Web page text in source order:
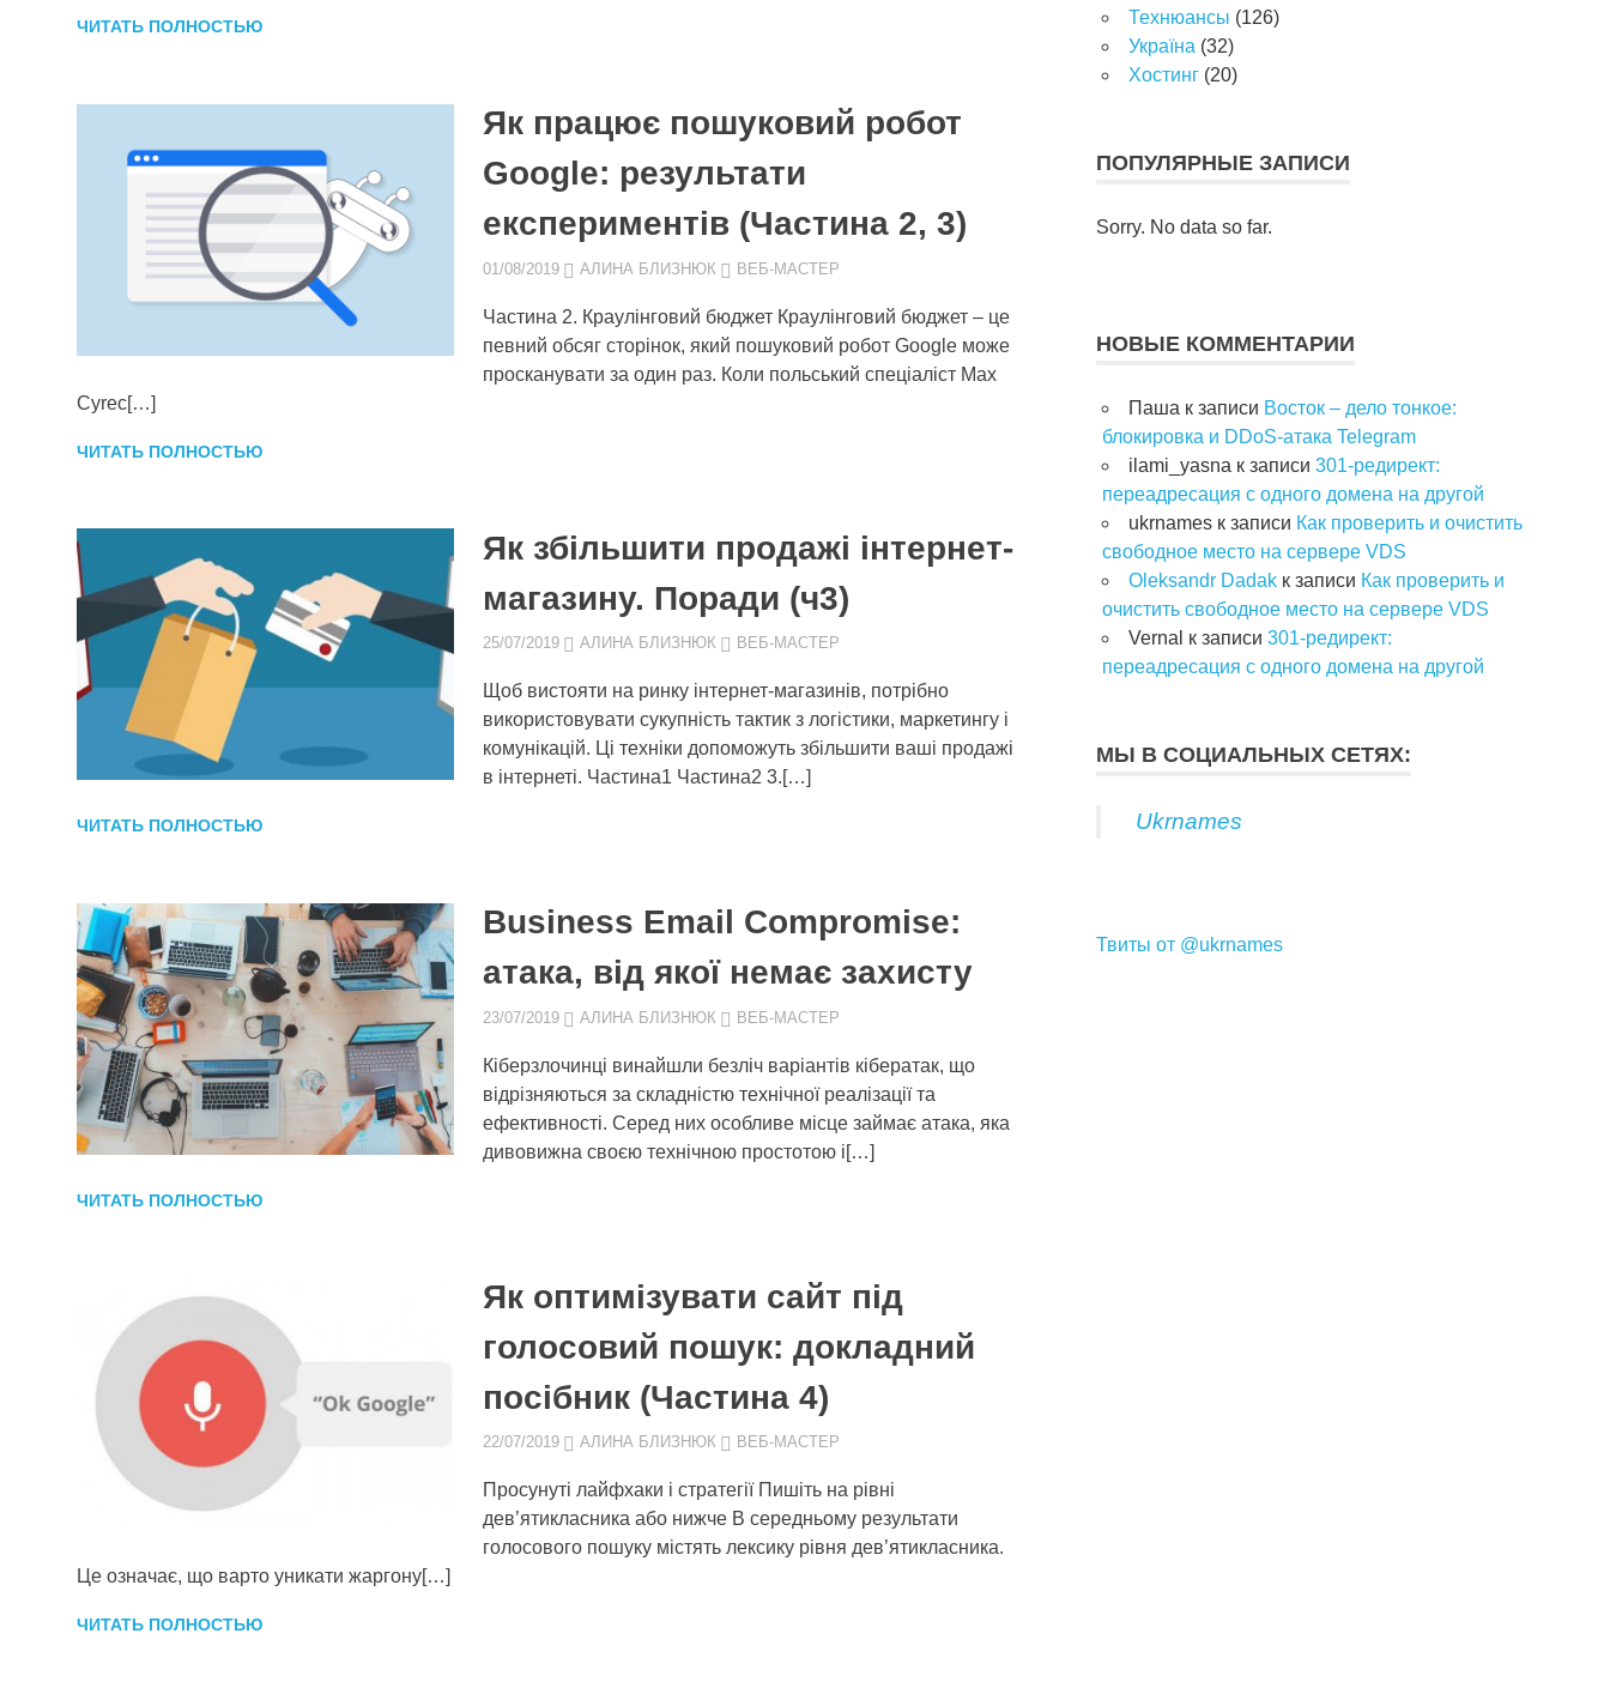
ЧИТАТЬ ПОЛНОСТЬЮ
Як працює пошуковий робот
Google: результати
експериментів (Частина 2, 3)
01/08/2019 АЛИНА БЛИЗНЮК ВЕБ-МАСТЕР
Частина 2. Краулінговий бюджет Краулінговий бюджет – це
певний обсяг сторінок, який пошуковий робот Google може
просканувати за один раз. Коли польський спеціаліст Max
Cyrec[…]
ЧИТАТЬ ПОЛНОСТЬЮ
Як збільшити продажі інтернет-
магазину. Поради (ч3)
25/07/2019 АЛИНА БЛИЗНЮК ВЕБ-МАСТЕР
Щоб вистояти на ринку інтернет-магазинів, потрібно
використовувати сукупність тактик з логістики, маркетингу і
комунікацій. Ці техніки допоможуть збільшити ваші продажі
в інтернеті. Частина1 Частина2 3.[…]
ЧИТАТЬ ПОЛНОСТЬЮ
Business Email Compromise:
атака, від якої немає захисту
23/07/2019 АЛИНА БЛИЗНЮК ВЕБ-МАСТЕР
Кіберзлочинці винайшли безліч варіантів кібератак, що
відрізняються за складністю технічної реалізації та
ефективності. Серед них особливе місце займає атака, яка
дивовижна своєю технічною простотою і[…]
ЧИТАТЬ ПОЛНОСТЬЮ
Як оптимізувати сайт під
голосовий пошук: докладний
посібник (Частина 4)
22/07/2019 АЛИНА БЛИЗНЮК ВЕБ-МАСТЕР
Просунуті лайфхаки і стратегії Пишіть на рівні
дев’ятикласника або нижче В середньому результати
голосового пошуку містять лексику рівня дев’ятикласника.
Це означає, що варто уникати жаргону[…]
ЧИТАТЬ ПОЛНОСТЬЮ
Технюансы (126)
Україна (32)
Хостинг (20)
ПОПУЛЯРНЫЕ ЗАПИСИ
Sorry. No data so far.
НОВЫЕ КОММЕНТАРИИ
Паша к записи Восток – дело тонкое:
блокировка и DDoS-атака Telegram
ilami_yasna к записи 301-редирект:
переадресация с одного домена на другой
ukrnames к записи Как проверить и очистить
свободное место на сервере VDS
Oleksandr Dadak к записи Как проверить и
очистить свободное место на сервере VDS
Vernal к записи 301-редирект:
переадресация с одного домена на другой
МЫ В СОЦИАЛЬНЫХ СЕТЯХ:
Ukrnames
Твиты от @ukrnames